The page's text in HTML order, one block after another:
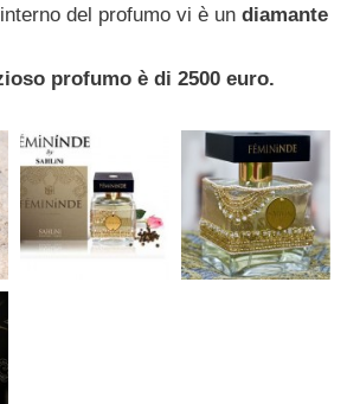
del profumo vi è un diamante
profumo è di 2500 euro.